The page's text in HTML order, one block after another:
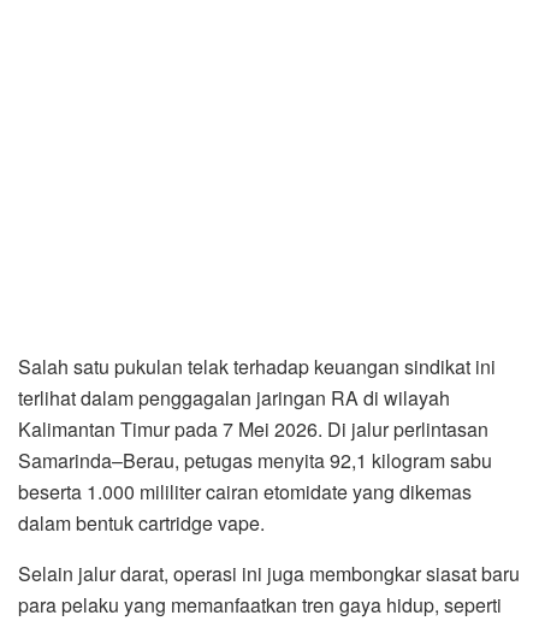
Salah satu pukulan telak terhadap keuangan sindikat ini
terlihat dalam penggagalan jaringan RA di wilayah
Kalimantan Timur pada 7 Mei 2026. Di jalur perlintasan
Samarinda–Berau, petugas menyita 92,1 kilogram sabu
beserta 1.000 mililiter cairan etomidate yang dikemas
dalam bentuk cartridge vape.
Selain jalur darat, operasi ini juga membongkar siasat baru
para pelaku yang memanfaatkan tren gaya hidup, seperti